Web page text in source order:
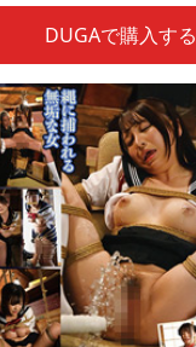
DUGAで購入する